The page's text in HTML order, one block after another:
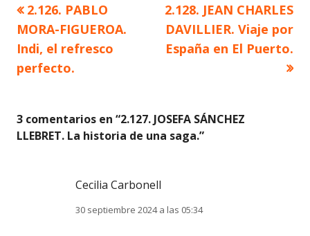
Navegación
de
entradas
Artículo
anterior
2.126. PABLO
MORA-FIGUEROA.
Indi, el refresco
perfecto.
Artículo
siguiente
2.128. JEAN CHARLES
DAVILLIER. Viaje por
España en El Puerto.
3 comentarios en “2.127. JOSEFA SÁNCHEZ
LLEBRET. La historia de una saga.”
Cecilia Carbonell
30 septiembre 2024 a las 05:34